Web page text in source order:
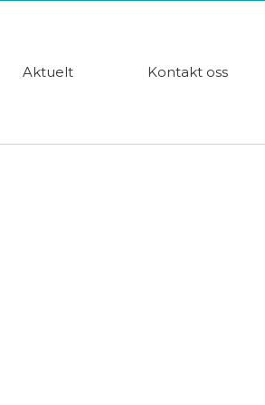
Aktuelt Kontakt oss